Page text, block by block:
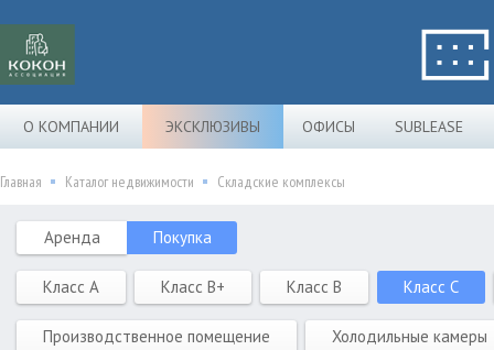
О КОМПАНИИ ЭКСКЛЮЗИВЫ ОФИСЫ SUBLEASE
Главная Каталог недвижимости Складские комплексы
Аренда Покупка
Класс A Класс B+ Класс B Класс C
Производственное помещение Холодильные камеры